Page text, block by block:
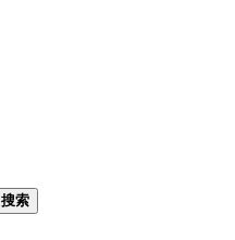
搜索